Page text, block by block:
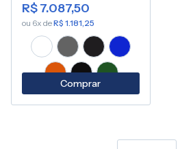
R$ 7.087,50
ou 6x deR$ 1.181,25
Comprar